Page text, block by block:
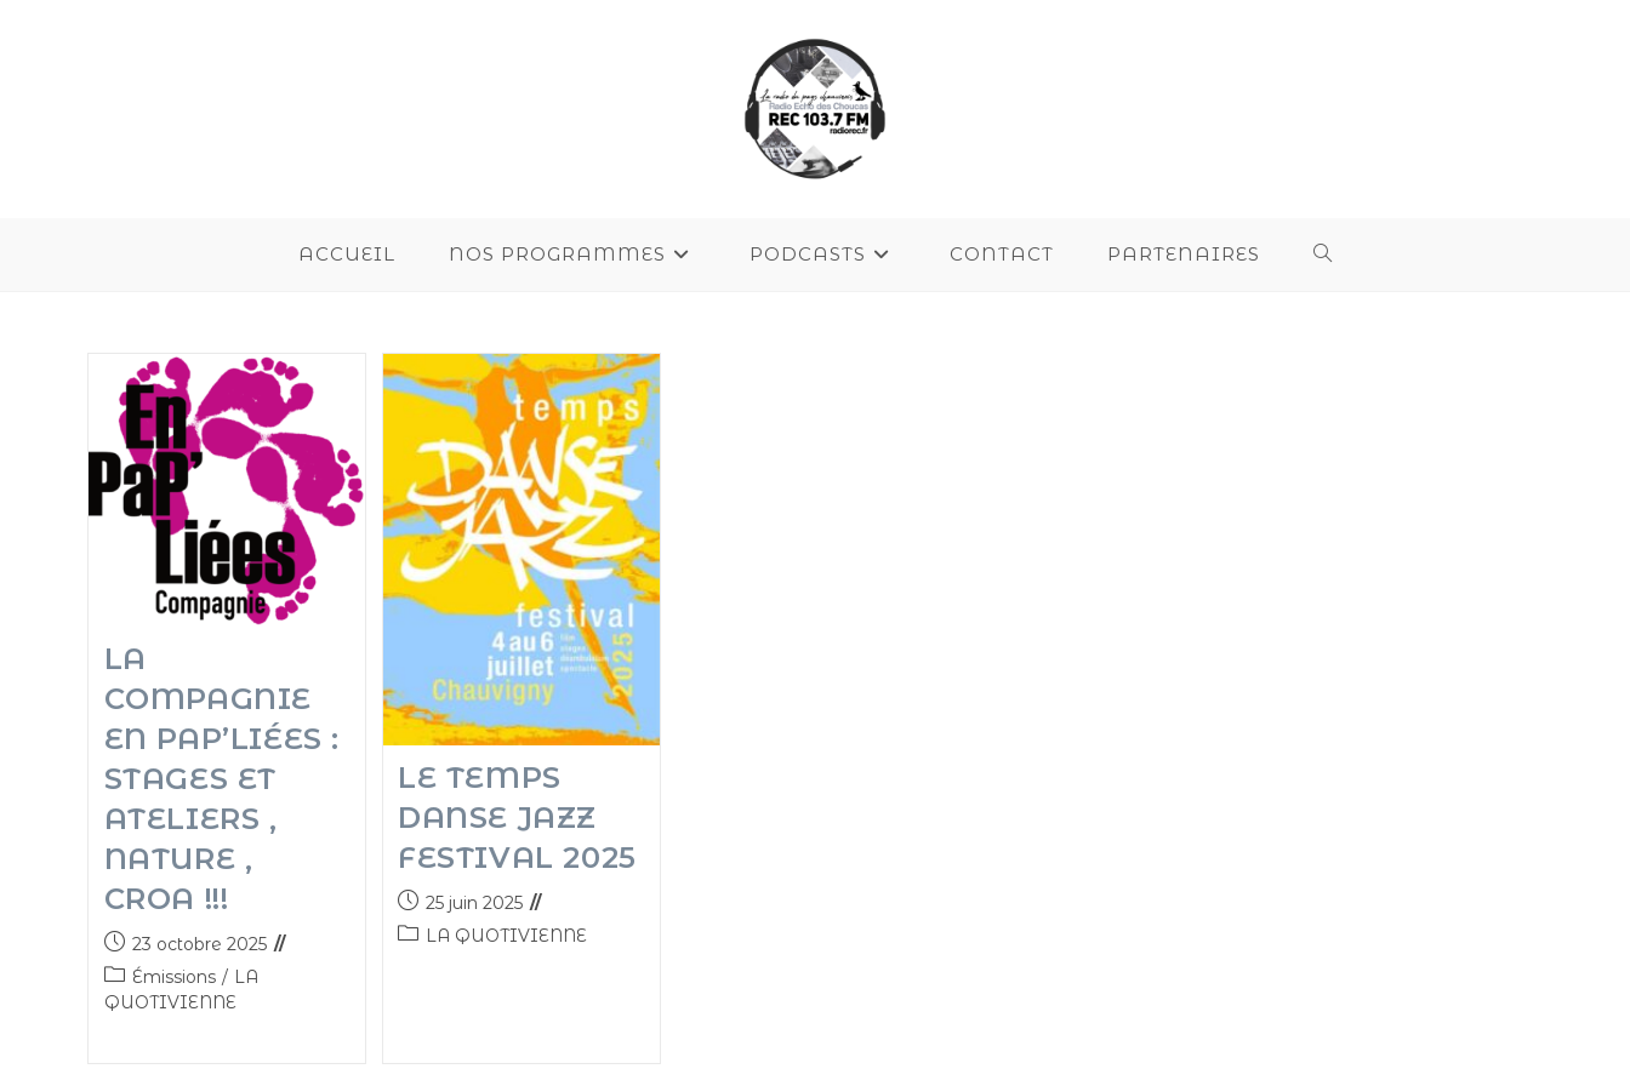
ACCUEIL NOS PROGRAMMES PODCASTS CONTACT PARTENAIRES
LA
COMPAGNIE
EN PAP’LIÉES :
STAGES ET
ATELIERS ,
NATURE ,
CROA !!!
23 octobre 2025
Émissions / LA
QUOTIVIENNE
LE TEMPS
DANSE JAZZ
FESTIVAL 2025
25 juin 2025
LA QUOTIVIENNE